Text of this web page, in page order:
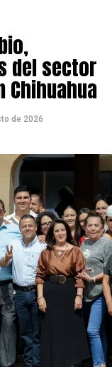
del sector
de 2026